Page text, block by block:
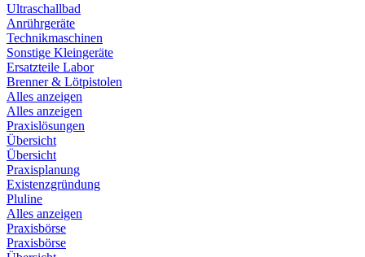
Ultraschallbad
Anrührgeräte
Technikmaschinen
Sonstige Kleingeräte
Ersatzteile Labor
Brenner & Lötpistolen
Alles anzeigen
Alles anzeigen
Praxislösungen
Übersicht
Übersicht
Praxisplanung
Existenzgründung
Pluline
Alles anzeigen
Praxisbörse
Praxisbörse